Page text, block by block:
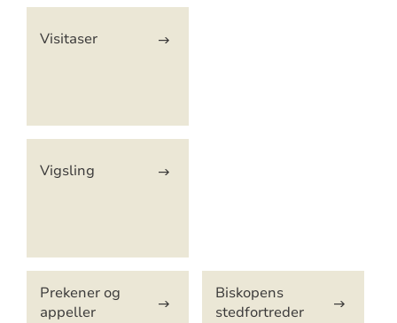
Visitaser
Vigsling
Prekener og
appeller
Biskopens
stedfortreder